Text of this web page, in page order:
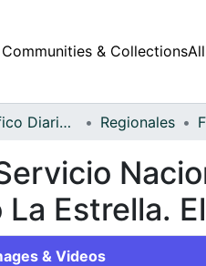
Communities & Collections
Fondo Fotográfico Diario Occidente Regionales
Estrella.
& Videos